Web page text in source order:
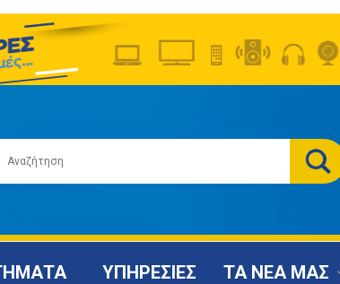
ΥΠΗΡΕΣΙΕΣ ΤΑ ΝΕΑ ΜΑΣ